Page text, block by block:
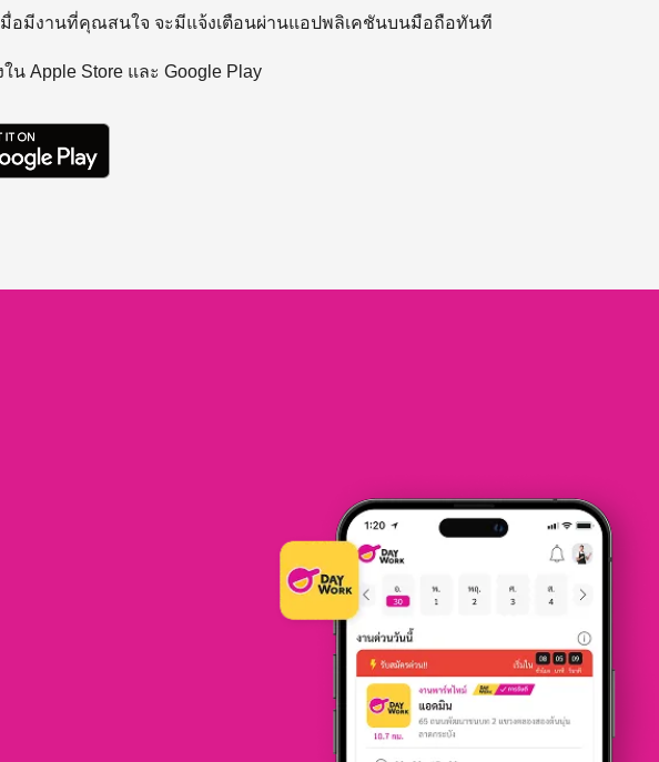
มื่อมีงานที่คุณสนใจ จะมีแจ้งเตือนผ่านแอปพลิเคชันบนมือถือทันที
Apple Store และ Google Play